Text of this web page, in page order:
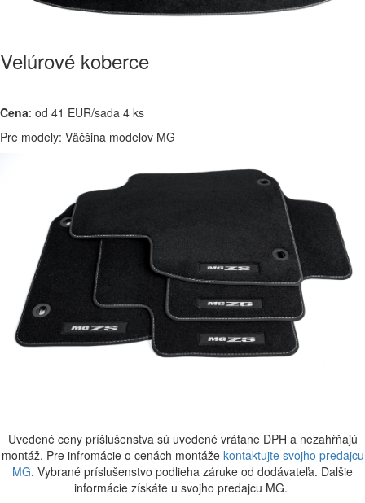
Velúrové koberce
Cena: od 41 EUR/sada 4 ks
Pre modely: Väčšina modelov MG
Uvedené ceny príšlušenstva sú uvedené vrátane DPH a nezahŕňajú
montáž. Pre infromácie o cenách montáže kontaktujte svojho predajcu
MG. Vybrané príslušenstvo podlieha záruke od dodávateľa. Dalšie
informácie získáte u svojho predajcu MG.